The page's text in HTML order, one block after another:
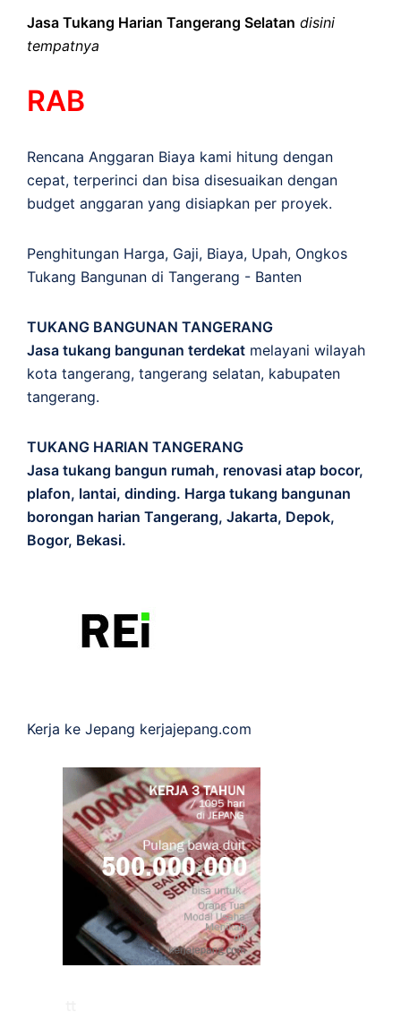
Jasa Tukang Harian Tangerang Selatan disini
tempatnya
RAB
Rencana Anggaran Biaya kami hitung dengan
cepat, terperinci dan bisa disesuaikan dengan
budget anggaran yang disiapkan per proyek.
Penghitungan Harga, Gaji, Biaya, Upah, Ongkos
Tukang Bangunan di Tangerang - Banten
TUKANG BANGUNAN TANGERANG
Jasa tukang bangunan terdekat melayani wilayah
kota tangerang, tangerang selatan, kabupaten
tangerang.
TUKANG HARIAN TANGERANG
Jasa tukang bangun rumah, renovasi atap bocor,
plafon, lantai, dinding. Harga tukang bangunan
borongan harian Tangerang, Jakarta, Depok,
Bogor, Bekasi.
Kerja ke Jepang kerjajepang.com